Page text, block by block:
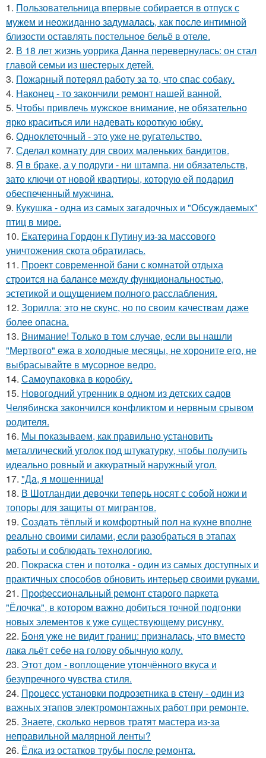
1. Пользовательница впервые собирается в отпуск с
мужем и неожиданно задумалась, как после интимной
близости оставлять постельное бельё в отеле.
2. В 18 лет жизнь уоррика Данна перевернулась: он стал
главой семьи из шестерых детей.
3. Пожарный потерял работу за то, что спас собаку.
4. Наконец - то закончили ремонт нашей ванной.
5. Чтобы привлечь мужское внимание, не обязательно
ярко краситься или надевать короткую юбку.
6. Одноклеточный - это уже не ругательство.
7. Сделал комнату для своих маленьких бандитов.
8. Я в браке, а у подруги - ни штампа, ни обязательств,
зато ключи от новой квартиры, которую ей подарил
обеспеченный мужчина.
9. Кукушка - одна из самых загадочных и "Обсуждаемых"
птиц в мире.
10. Екатерина Гордон к Путину из-за массового
уничтожения скота обратилась.
11. Проект современной бани с комнатой отдыха
строится на балансе между функциональностью,
эстетикой и ощущением полного расслабления.
12. Зорилла: это не скунс, но по своим качествам даже
более опасна.
13. Внимание! Только в том случае, если вы нашли
"Мертвого" ежа в холодные месяцы, не хороните его, не
выбрасывайте в мусорное ведро.
14. Самоупаковка в коробку.
15. Новогодний утренник в одном из детских садов
Челябинска закончился конфликтом и нервным срывом
родителя.
16. Мы показываем, как правильно установить
металлический уголок под штукатурку, чтобы получить
идеально ровный и аккуратный наружный угол.
17. "Да, я мошенница!
18. В Шотландии девочки теперь носят с собой ножи и
топоры для защиты от мигрантов.
19. Создать тёплый и комфортный пол на кухне вполне
реально своими силами, если разобраться в этапах
работы и соблюдать технологию.
20. Покраска стен и потолка - один из самых доступных и
практичных способов обновить интерьер своими руками.
21. Профессиональный ремонт старого паркета
"Ёлочка", в котором важно добиться точной подгонки
новых элементов к уже существующему рисунку.
22. Боня уже не видит границ: призналась, что вместо
лака льёт себе на голову обычную колу.
23. Этот дом - воплощение утончённого вкуса и
безупречного чувства стиля.
24. Процесс установки подрозетника в стену - один из
важных этапов электромонтажных работ при ремонте.
25. Знаете, сколько нервов тратят мастера из-за
неправильной малярной ленты?
26. Ёлка из остатков трубы после ремонта.